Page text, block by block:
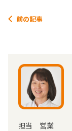
前の記事
担当 営業